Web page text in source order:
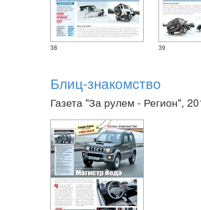
38 39
Блиц-знакомство
Газета "За рулем - Регион",